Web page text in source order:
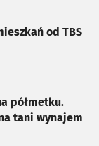
od TBS
półmetku.
tani wynajem